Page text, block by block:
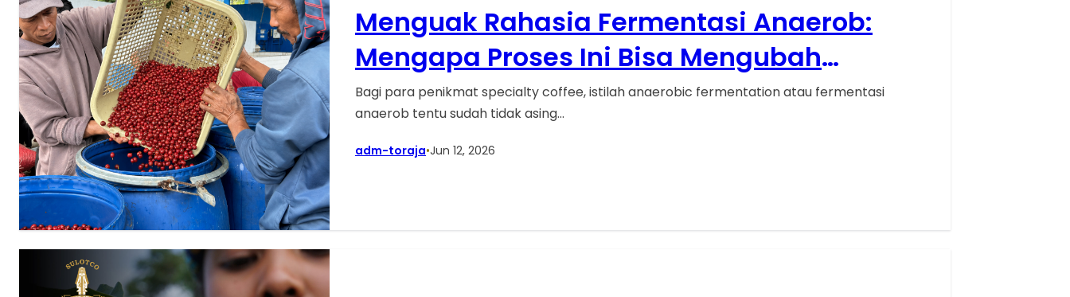
Menguak Rahasia Fermentasi Anaerob:
Mengapa Proses Ini Bisa Mengubah
Karakter Rasa Kopi?
Bagi para penikmat specialty coffee, istilah anaerobic fermentation atau fermentasi
anaerob tentu sudah tidak asing…
adm-toraja•Jun 12, 2026